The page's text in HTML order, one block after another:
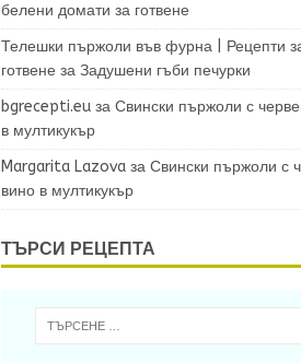
белени домати за готвене
Телешки пържоли във фурна | Рецепти
готвене за Задушени гъби печурки
bgrecepti.euза Свински пържоли с
в мултикукър
Margarita Lazovaза Свински пържоли с
вино в мултикукър
ТЪРСИ РЕЦЕПТА